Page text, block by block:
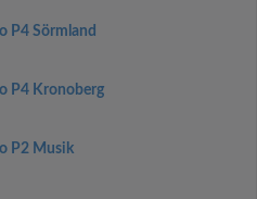
P4 Sörmland
P4 Kronoberg
P2 Musik